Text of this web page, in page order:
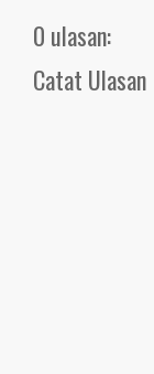
0 ulasan:
Catat Ulasan